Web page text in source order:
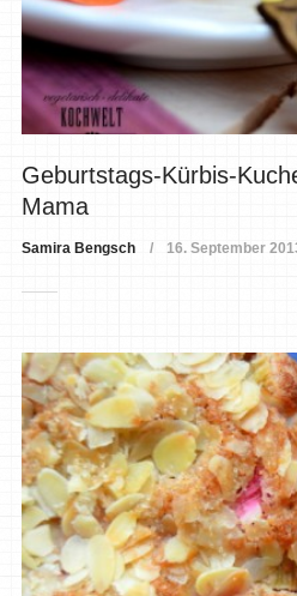
Geburtstags-Kürbis-
Mama
Samira Bengsch 16. September